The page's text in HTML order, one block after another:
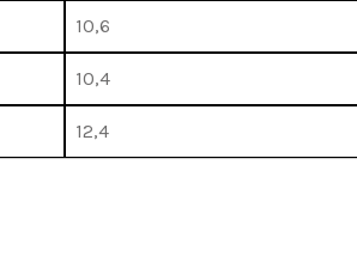
10,6
10,4
12,4